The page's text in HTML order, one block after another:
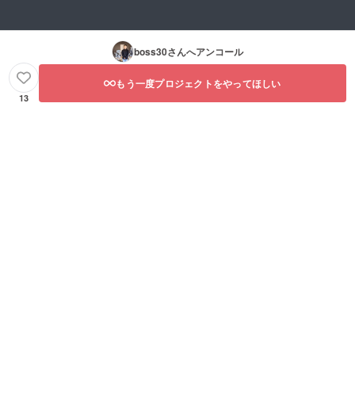
boss30さんへアンコール
13
もう一度プロジェクトをやってほしい